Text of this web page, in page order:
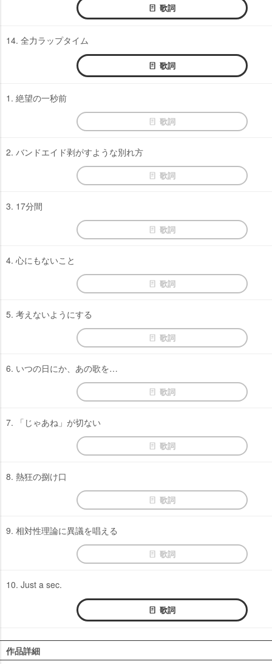
歌詞
14. 全力ラップタイム
歌詞
1. 絶望の一秒前
歌詞
2. バンドエイド剥がすような別れ方
歌詞
3. 17分間
歌詞
4. 心にもないこと
歌詞
5. 考えないようにする
歌詞
6. いつの日にか、あの歌を…
歌詞
7. 「じゃあね」が切ない
歌詞
8. 熱狂の捌け口
歌詞
9. 相対性理論に異議を唱える
歌詞
10. Just a sec.
歌詞
作品詳細